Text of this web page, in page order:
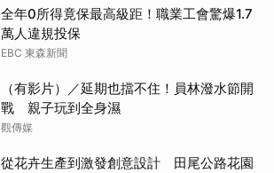
全年0所得竟保最高級距！職業工會驚爆1.7
萬人違規投保
EBC 東森新聞
（有影片）／延期也擋不住！員林潑水節開
戰 親子玩到全身濕
觀傳媒
從花卉生產到激發創意設計 田尾公路花園